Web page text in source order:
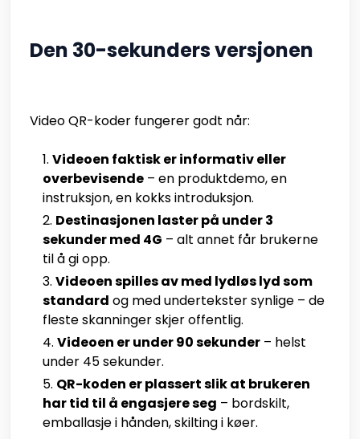
Den 30-sekunders versjonen
Video QR-koder fungerer godt når:
Videoen faktisk er informativ eller
overbevisende – en produktdemo, en
instruksjon, en kokks introduksjon.
Destinasjonen laster på under 3
sekunder med 4G – alt annet får brukerne
til å gi opp.
Videoen spilles av med lydløs lyd som
standard og med undertekster synlige – de
fleste skanninger skjer offentlig.
Videoen er under 90 sekunder – helst
under 45 sekunder.
QR-koden er plassert slik at brukeren
har tid til å engasjere seg – bordskilt,
emballasje i hånden, skilting i køer.